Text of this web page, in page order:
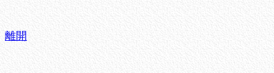
離開